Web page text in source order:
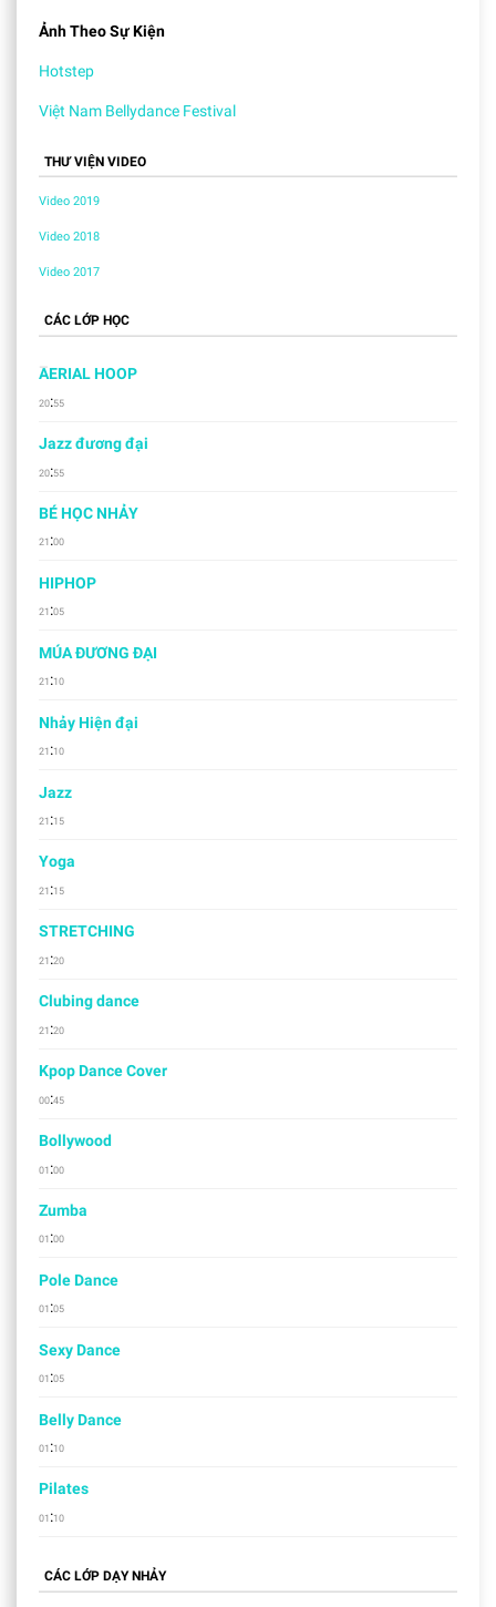
Ảnh Theo Sự Kiện
Hotstep
Việt Nam Bellydance Festival
THƯ VIỆN VIDEO
Video 2019
Video 2018
Video 2017
CÁC LỚP HỌC
AERIAL HOOP
20:55
Jazz đương đại
20:55
BÉ HỌC NHẢY
21 :00
HIPHOP
21 :05
MÚA ĐƯƠNG ĐẠI
21 :10
Nhảy Hiện đại
21 :10
Jazz
21 :15
Yoga
21 :15
STRETCHING
21 :20
Clubing dance
21 :20
Kpop Dance Cover
00:45
Bollywood
01 :00
Zumba
01 :00
Pole Dance
01 :05
Sexy Dance
01 :05
Belly Dance
01 :10
Pilates
01 :10
CÁC LỚP DẠY NHẢY